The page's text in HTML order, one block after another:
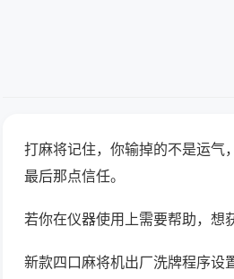
打麻将记住，你输掉的不是运气
最后那点信任。
若你在仪器使用上需要帮助，想
新款四口麻将机出厂洗牌程序设